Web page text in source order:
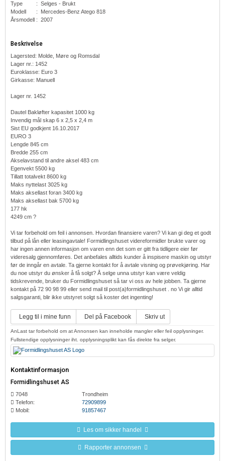
Type
: Selges - Brukt
Modell
: Mercedes-Benz Atego 818
Årsmodell : 2007
Beskrivelse
Lagersted: Molde, Møre og Romsdal
Lager nr.: 1452
Euroklasse: Euro 3
Girkasse: Manuell
Lager nr. 1452
Dautel Bakløfter kapasitet 1000 kg
Invendig mål skap 6 x 2,5 x 2,4 m
Sist EU godkjent 16.10.2017
EURO 3
Lengde 845 cm
Bredde 255 cm
Akselavstand til andre aksel 483 cm
Egenvekt 5500 kg
Tillatt totalvekt 8600 kg
Maks nyttelast 3025 kg
Maks aksellast foran 3400 kg
Maks aksellast bak 5700 kg
177 hk
4249 cm ?
Vi tar forbehold om feil i annonsen. Hvordan finansiere varen? Vi kan gi deg et godt
tilbud på lån eller leasingavtale! Formidlingshuset videreformidler brukte varer og
har ingen annen informasjon om varen enn det som er gitt fra tidligere eier før
videresalg gjennomføres. Det anbefales alltids kunder å inspisere maskin og utstyr
før de inngår en avtale. Ta gjerne kontakt for å avtale visning og prøvekjøring. Har
du noe utstyr du ønsker å få solgt? Å selge unna utstyr kan være veldig
tidskrevende, bruker du Formidlingshuset så tar vi oss av hele jobben. Ta gjerne
kontakt på 72 90 98 99 eller send mail til post(a)formidlingshuset . no Vi gir alltid
salgsgaranti, blir ikke utstyret solgt så koster det ingenting!
Legg til i mine funn Del på Facebook Skriv ut
AnLast tar forbehold om at Annonsen kan inneholde mangler eller feil opplysninger.
Fullstendige opplysninger iht. opplysningsplikt kan fås direkte fra selger.
Kontaktinformasjon
Formidlingshuset AS
7048
Trondheim
Telefon:
72909899
Mobil:
91857467
Les om sikker handel
Rapporter annonsen